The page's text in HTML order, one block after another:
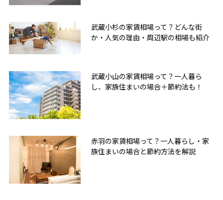
武蔵小杉の家賃相場って？どんな街
か・人気の理由・周辺駅の相場も紹介
武蔵小山の家賃相場って？一人暮ら
し、家族住まいの場合＋節約法も！
赤羽の家賃相場って？一人暮らし・家
族住まいの場合と節約方法を解説